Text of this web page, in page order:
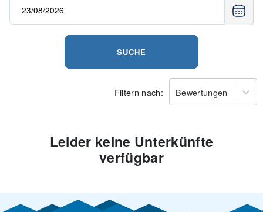
SUCHE
Filtern nach: Bewertungen
Leider keine Unterkünfte
verfügbar